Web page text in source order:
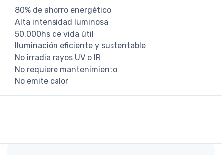
80% de ahorro energético
Alta intensidad luminosa
50.000hs de vida útil
Iluminación eficiente y sustentable
No irradia rayos UV o IR
No requiere mantenimiento
No emite calor